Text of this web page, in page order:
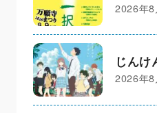
2026年8
じんけ
2026年8